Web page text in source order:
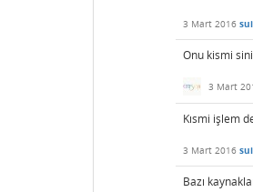
3 Mart 2016
Onu kismi
3 Mart
Kısmi işlem
3 Mart 2016
Bazı